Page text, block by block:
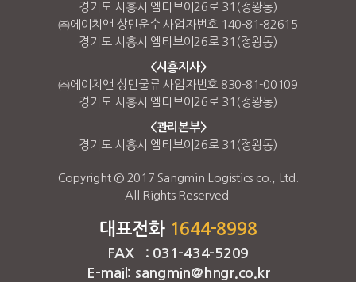
경기도 시흥시 엠티브이26로 31(정왕동)
㈜에이치앤 상민운수 사업자번호 140-81-82615
경기도 시흥시 엠티브이26로 31(정왕동)
<시흥지사>
㈜에이치앤 상민물류 사업자번호 830-81-00109
경기도 시흥시 엠티브이26로 31(정왕동)
<관리본부>
경기도 시흥시 엠티브이26로 31(정왕동)
Copyright © 2017 Sangmin Logistics co., Ltd.
All Rights Reserved.
대표전화 1644-8998
FAX : 031-434-5209
E-mail: sangmin@hngr.co.kr